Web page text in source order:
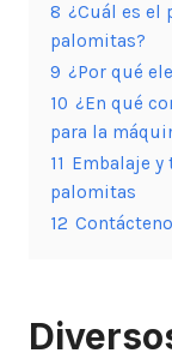
8 ¿Cuál es el
palomitas?
9 ¿Por qué
10 ¿En qué
para la
11 Embalaje y
palomitas
12